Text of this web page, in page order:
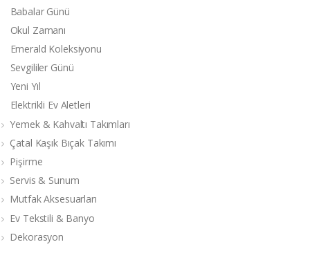
Babalar Günü
Okul Zamanı
Emerald Koleksiyonu
Sevgililer Günü
Yeni Yıl
Elektrikli Ev Aletleri
Yemek & Kahvaltı Takımları
Çatal Kaşık Bıçak Takımı
Pişirme
Servis & Sunum
Mutfak Aksesuarları
Ev Tekstili & Banyo
Dekorasyon